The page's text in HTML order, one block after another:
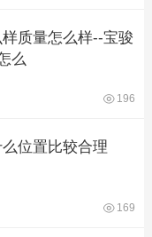
质量怎么样--宝骏
么
196
位置比较合理
169